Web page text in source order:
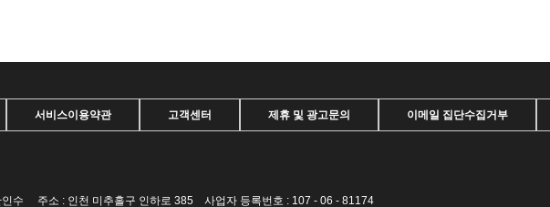
서비스이용약관 고객센터 제휴 및 광고문의 이메일 집단수집거부
수 주소 : 인천 미추홀구 인하로 385 사업자 등록번호 : 107 - 06 - 81174